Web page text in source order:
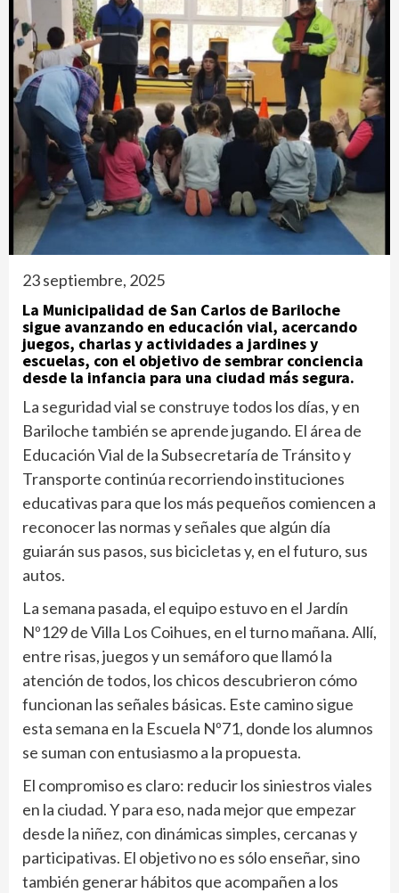
23 septiembre, 2025
La Municipalidad de San Carlos de Bariloche
sigue avanzando en educación vial, acercando
juegos, charlas y actividades a jardines y
escuelas, con el objetivo de sembrar conciencia
desde la infancia para una ciudad más segura.
La seguridad vial se construye todos los días, y en
Bariloche también se aprende jugando. El área de
Educación Vial de la Subsecretaría de Tránsito y
Transporte continúa recorriendo instituciones
educativas para que los más pequeños comiencen a
reconocer las normas y señales que algún día
guiarán sus pasos, sus bicicletas y, en el futuro, sus
autos.
La semana pasada, el equipo estuvo en el Jardín
Nº129 de Villa Los Coihues, en el turno mañana. Allí,
entre risas, juegos y un semáforo que llamó la
atención de todos, los chicos descubrieron cómo
funcionan las señales básicas. Este camino sigue
esta semana en la Escuela Nº71, donde los alumnos
se suman con entusiasmo a la propuesta.
El compromiso es claro: reducir los siniestros viales
en la ciudad. Y para eso, nada mejor que empezar
desde la niñez, con dinámicas simples, cercanas y
participativas. El objetivo no es sólo enseñar, sino
también generar hábitos que acompañen a los